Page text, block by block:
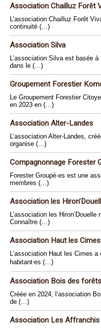
Association Chailluz Forêt
L’association Chailluz Forêt
continuité (…)
Association Silva
L’association Silva est basée
dans le (…)
Groupement Forestier
Le Groupement Forestier
en 2023 en (…)
Association Alter-Landes
L’association Alter-Landes,
organise (…)
Compagnonnage Forester
Forester Groupé·es est une
membres (…)
Association les
L’association les
Connaître (…)
Association Haut les Cimes
L’association Haut les Cimes
habitant⸱es (…)
Association Bois des
Créée en 2024, l’association
de (…)
Association Les Affranchis